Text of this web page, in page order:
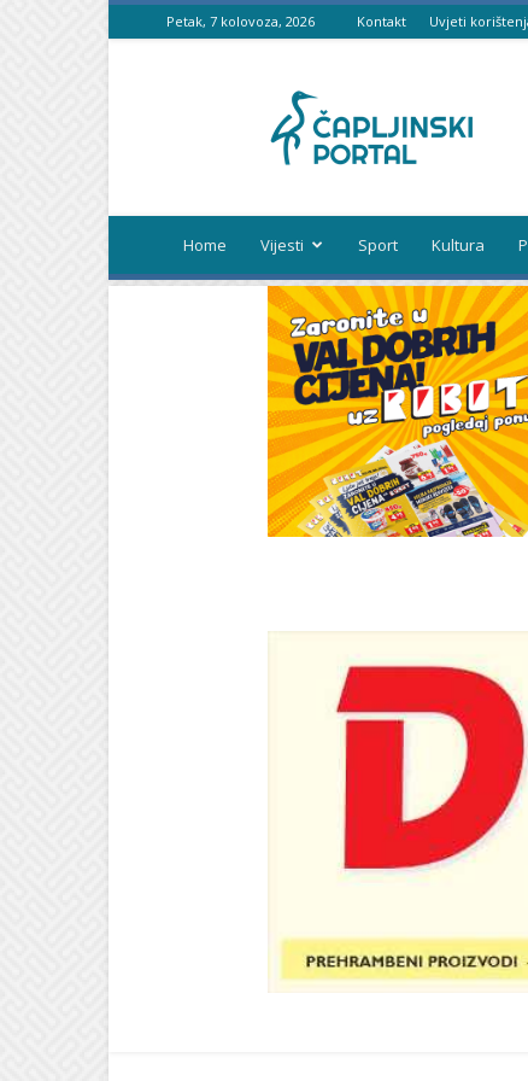
Petak, 7 kolovoza, 2026 Kontakt Uvjeti
portal
Home Vijesti Sport Kultura